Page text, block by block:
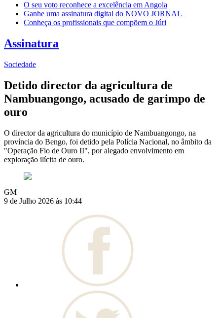
O seu voto reconhece a excelência em Angola
Ganhe uma assinatura digital do NOVO JORNAL
Conheça os profissionais que compõem o Júri
Assinatura
Sociedade
Detido director da agricultura de
Nambuangongo, acusado de garimpo de
ouro
O director da agricultura do município de Nambuangongo, na
província do Bengo, foi detido pela Polícia Nacional, no âmbito da
"Operação Fio de Ouro II", por alegado envolvimento em
exploração ilícita de ouro.
GM
9 de Julho 2026 às 10:44